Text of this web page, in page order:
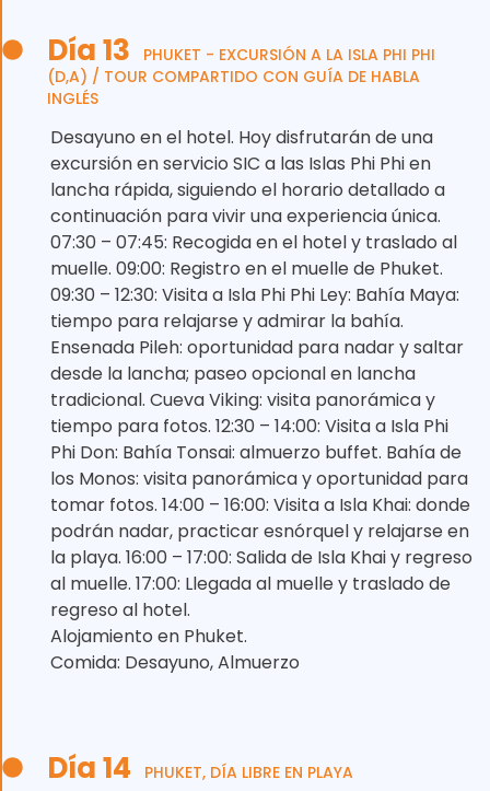
Día 13
PHUKET - EXCURSIÓN A LA ISLA PHI PHI
(D,A) / TOUR COMPARTIDO CON GUÍA DE HABLA
INGLÉS
Desayuno en el hotel. Hoy disfrutarán de una
excursión en servicio SIC a las Islas Phi Phi en
lancha rápida, siguiendo el horario detallado a
continuación para vivir una experiencia única.
07:30 – 07:45: Recogida en el hotel y traslado al
muelle. 09:00: Registro en el muelle de Phuket.
09:30 – 12:30: Visita a Isla Phi Phi Ley: Bahía Maya:
tiempo para relajarse y admirar la bahía.
Ensenada Pileh: oportunidad para nadar y saltar
desde la lancha; paseo opcional en lancha
tradicional. Cueva Viking: visita panorámica y
tiempo para fotos. 12:30 – 14:00: Visita a Isla Phi
Phi Don: Bahía Tonsai: almuerzo buffet. Bahía de
los Monos: visita panorámica y oportunidad para
tomar fotos. 14:00 – 16:00: Visita a Isla Khai: donde
podrán nadar, practicar esnórquel y relajarse en
la playa. 16:00 – 17:00: Salida de Isla Khai y regreso
al muelle. 17:00: Llegada al muelle y traslado de
regreso al hotel.
Alojamiento en Phuket.
Comida: Desayuno, Almuerzo
Día 14 PHUKET, DÍA LIBRE EN PLAYA